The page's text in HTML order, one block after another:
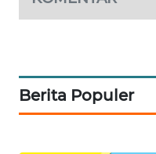
Berita Populer
WAHANA
TV
ID